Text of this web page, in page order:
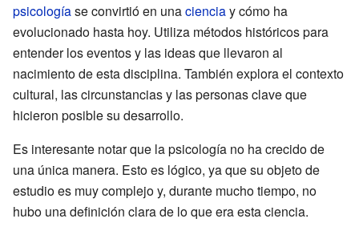
psicologíase convirtió en unacienciay cómo ha
evolucionado hasta hoy. Utiliza métodos históricos para
entender los eventos y las ideas que llevaron al
nacimiento de esta disciplina. También explora el contexto
cultural, las circunstancias y las personas clave que
hicieron posible su desarrollo.
Es interesante notar que la psicología no ha crecido de
una única manera. Esto es lógico, ya que su objeto de
estudio es muy complejo y, durante mucho tiempo, no
hubo una definición clara de lo que era esta ciencia.